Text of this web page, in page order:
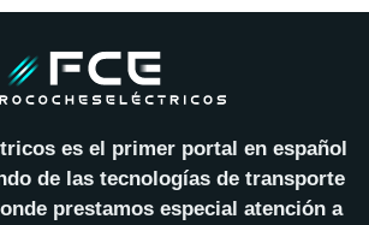
es el primer portal en español
de las tecnologías de transporte
prestamos especial atención a